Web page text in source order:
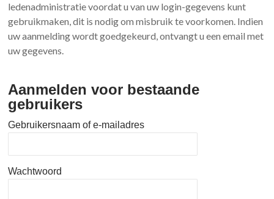
ledenadministratie voordat u van uw login-gegevens kunt
gebruikmaken, dit is nodig om misbruik te voorkomen. Indien
uw aanmelding wordt goedgekeurd, ontvangt u een email met
uw gegevens.
Aanmelden voor bestaande
gebruikers
Gebruikersnaam of e-mailadres
Wachtwoord